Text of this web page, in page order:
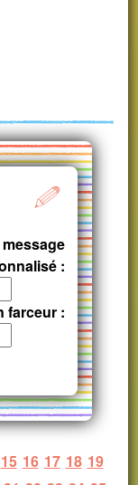
:
farceur :
15 16 17 18 19